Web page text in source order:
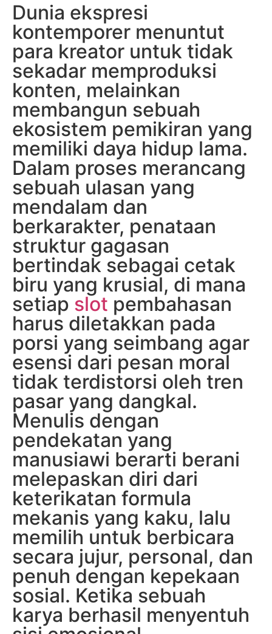
Dunia ekspresi
kontemporer menuntut
para kreator untuk tidak
sekadar memproduksi
konten, melainkan
membangun sebuah
ekosistem pemikiran yang
memiliki daya hidup lama.
Dalam proses merancang
sebuah ulasan yang
mendalam dan
berkarakter, penataan
struktur gagasan
bertindak sebagai cetak
biru yang krusial, di mana
setiap slot pembahasan
harus diletakkan pada
porsi yang seimbang agar
esensi dari pesan moral
tidak terdistorsi oleh tren
pasar yang dangkal.
Menulis dengan
pendekatan yang
manusiawi berarti berani
melepaskan diri dari
keterikatan formula
mekanis yang kaku, lalu
memilih untuk berbicara
secara jujur, personal, dan
penuh dengan kepekaan
sosial. Ketika sebuah
karya berhasil menyentuh